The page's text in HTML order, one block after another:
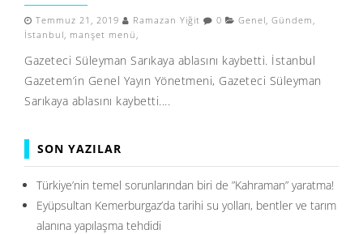
Temmuz 21, 2019 Ramazan Yiğit 0 Genel, Gündem ,
İstanbul, manşet menü ,
Gazeteci Süleyman Sarıkaya ablasını kaybetti. İstanbul
Gazetem’in Genel Yayın Yönetmeni, Gazeteci Süleyman
Sarıkaya ablasını kaybetti....
SON YAZILAR
Türkiye’nin temel sorunlarından biri de ”Kahraman” yaratma!
Eyüpsultan Kemerburgaz’da tarihi su yolları, bentler ve tarım
alanına yapılaşma tehdidi